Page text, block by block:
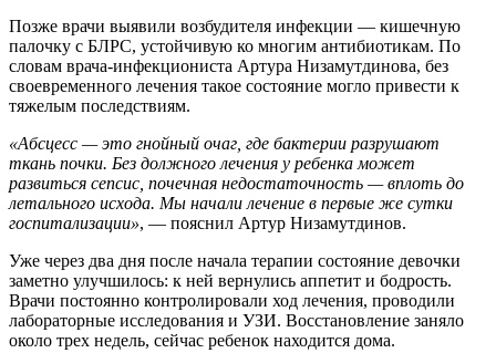
Позже врачи выявили возбудителя инфекции — кишечную
палочку с БЛРС, устойчивую ко многим антибиотикам. По
словам врача-инфекциониста Артура Низамутдинова, без
своевременного лечения такое состояние могло привести к
тяжелым последствиям.
«Абсцесс — это гнойный очаг, где бактерии разрушают
ткань почки. Без должного лечения у ребенка может
развиться сепсис, почечная недостаточность — вплоть до
летального исхода. Мы начали лечение в первые же сутки
госпитализации», — пояснил Артур Низамутдинов.
Уже через два дня после начала терапии состояние девочки
заметно улучшилось: к ней вернулись аппетит и бодрость.
Врачи постоянно контролировали ход лечения, проводили
лабораторные исследования и УЗИ. Восстановление заняло
около трех недель, сейчас ребенок находится дома.